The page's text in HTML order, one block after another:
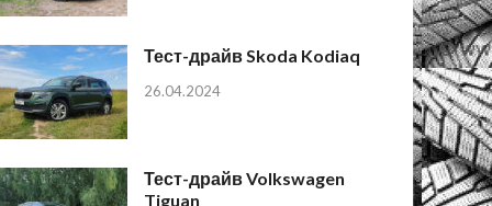
Тест-драйв Skoda Kodiaq
26.04.2024
Тест-драйв Volkswagen
Tiguan